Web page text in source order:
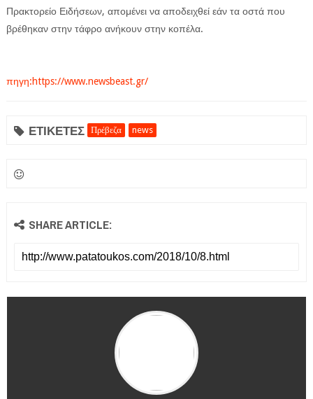
Πρακτορείο Ειδήσεων, απομένει να αποδειχθεί εάν τα οστά που
βρέθηκαν στην τάφρο ανήκουν στην κοπέλα.
πηγη:https://www.newsbeast.gr/
ΕΤΙΚΕΤΕΣ Πρέβεζα news
SHARE ARTICLE: